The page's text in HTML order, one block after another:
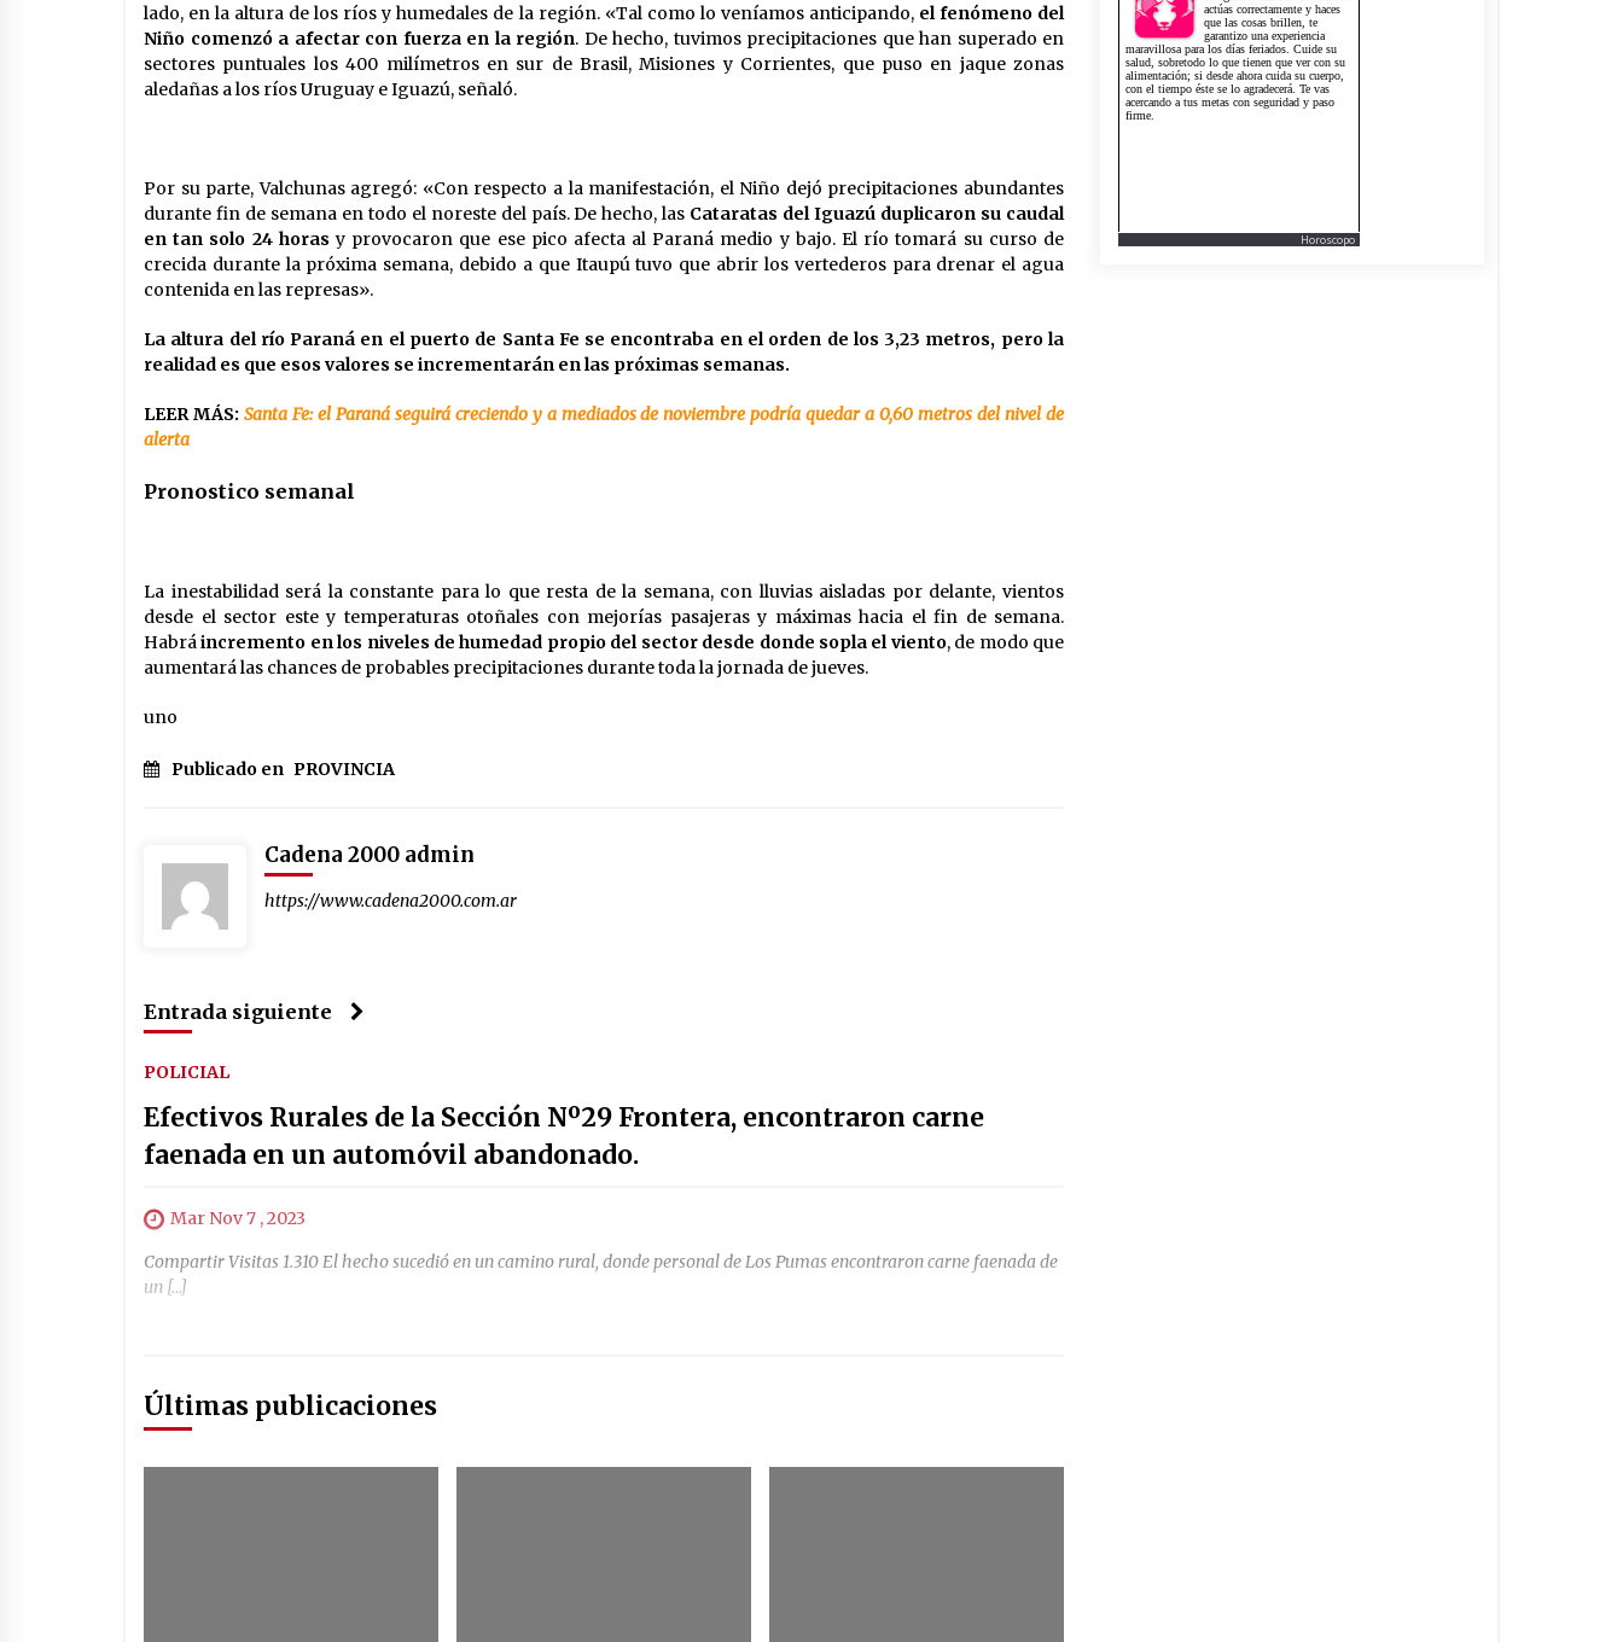
lado, en la altura de los ríos y humedales de la región. «Tal como lo veníamos anticipando, el fenómeno del
Niño comenzó a afectar con fuerza en la región. De hecho, tuvimos precipitaciones que han superado en
sectores puntuales los 400 milímetros en sur de Brasil, Misiones y Corrientes, que puso en jaque zonas
aledañas a los ríos Uruguay e Iguazú, señaló.
Por su parte, Valchunas agregó: «Con respecto a la manifestación, el Niño dejó precipitaciones abundantes
durante fin de semana en todo el noreste del país. De hecho, las Cataratas del Iguazú duplicaron su caudal
en tan solo 24 horas y provocaron que ese pico afecta al Paraná medio y bajo. El río tomará su curso de
crecida durante la próxima semana, debido a que Itaupú tuvo que abrir los vertederos para drenar el agua
contenida en las represas».
La altura del río Paraná en el puerto de Santa Fe se encontraba en el orden de los 3,23 metros, pero la
realidad es que esos valores se incrementarán en las próximas semanas.
LEER MÁS: Santa Fe: el Paraná seguirá creciendo y a mediados de noviembre podría quedar a 0,60 metros del nivel de
alerta
Pronostico semanal
La inestabilidad será la constante para lo que resta de la semana, con lluvias aisladas por delante, vientos
desde el sector este y temperaturas otoñales con mejorías pasajeras y máximas hacia el fin de semana.
Habráincremento en los niveles de humedad propio del sector desde donde sopla el viento, de modo que
aumentará las chances de probables precipitaciones durante toda la jornada de jueves.
uno
Publicado en PROVINCIA
Cadena 2000 admin
https://www.cadena2000.com.ar
Entrada siguiente
POLICIAL
Efectivos Rurales de la Sección Nº29 Frontera, encontraron carne
faenada en un automóvil abandonado.
Mar Nov 7 , 2023
Compartir Visitas 1.310 El hecho sucedió en un camino rural, donde personal de Los Pumas encontraron carne faenada de
un […]
Últimas publicaciones
Horoscopo